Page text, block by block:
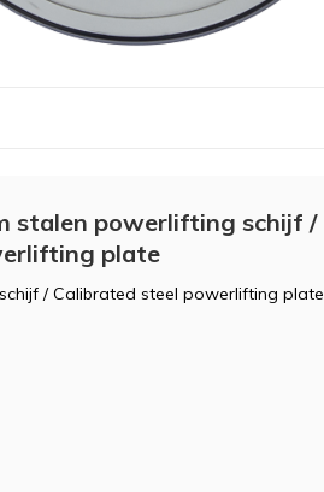
stalen powerlifting schijf /
plate
/ Calibrated steel powerlifting plate